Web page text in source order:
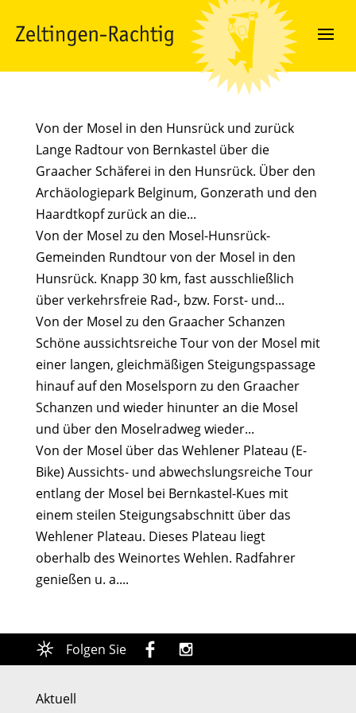
Von der Mosel in den Hunsrück und zurück
Lange Radtour von Bernkastel über die
Graacher Schäferei in den Hunsrück. Über den
Archäologiepark Belginum, Gonzerath und den
Haardtkopf zurück an die...
Von der Mosel zu den Mosel-Hunsrück-
Gemeinden Rundtour von der Mosel in den
Hunsrück. Knapp 30 km, fast ausschließlich
über verkehrsfreie Rad-, bzw. Forst- und...
Von der Mosel zu den Graacher Schanzen
Schöne aussichtsreiche Tour von der Mosel mit
einer langen, gleichmäßigen Steigungspassage
hinauf auf den Moselsporn zu den Graacher
Schanzen und wieder hinunter an die Mosel
und über den Moselradweg wieder...
Von der Mosel über das Wehlener Plateau (E-
Bike) Aussichts- und abwechslungsreiche Tour
entlang der Mosel bei Bernkastel-Kues mit
einem steilen Steigungsabschnitt über das
Wehlener Plateau. Dieses Plateau liegt
oberhalb des Weinortes Wehlen. Radfahrer
genießen u. a....
Folgen Sie
Aktuell